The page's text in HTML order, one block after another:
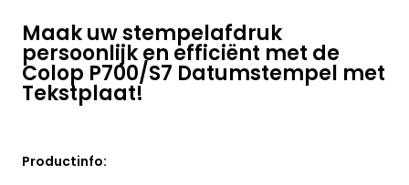
Maak uw stempelafdruk
persoonlijk en efficiënt met de
Colop P700/S7 Datumstempel met
Tekstplaat!
Productinfo: